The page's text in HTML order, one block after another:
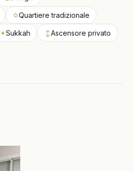
✡Quartiere tradizionale
✦Sukkah ↕Ascensore privato